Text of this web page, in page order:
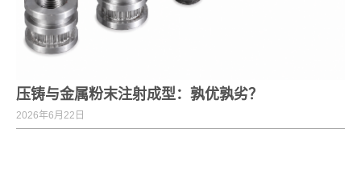
压铸与金属粉末注射成型：孰优孰劣？
2026年6月22日